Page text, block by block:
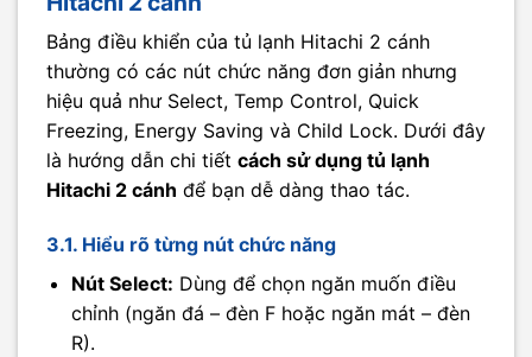
Bảng điều khiển của tủ lạnh Hitachi 2 cánh
thường có các nút chức năng đơn giản nhưng
hiệu quả như Select, Temp Control, Quick
Freezing, Energy Saving và Child Lock. Dưới đây
là hướng dẫn chi tiết cách sử dụng tủ lạnh
Hitachi 2 cánh để bạn dễ dàng thao tác.
3.1. Hiểu rõ từng nút chức năng
Nút Select: Dùng để chọn ngăn muốn điều
chỉnh (ngăn đá – đèn F hoặc ngăn mát – đèn
R).